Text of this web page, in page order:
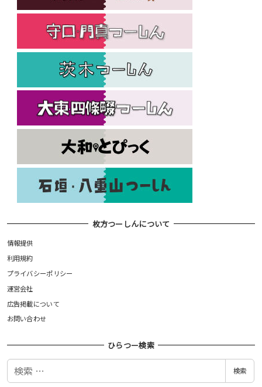
枚方つーしんについて
情報提供
利用規約
プライバシーポリシー
運営会社
広告掲載について
お問い合わせ
ひらつー検索
検
検索